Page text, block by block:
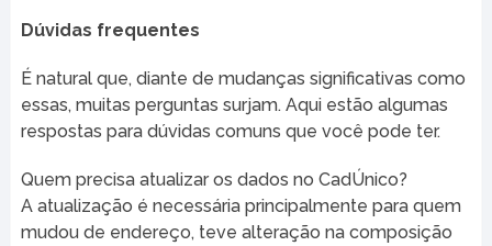
Dúvidas frequentes
É natural que, diante de mudanças significativas como
essas, muitas perguntas surjam. Aqui estão algumas
respostas para dúvidas comuns que você pode ter.
Quem precisa atualizar os dados no CadÚnico?
A atualização é necessária principalmente para quem
mudou de endereço, teve alteração na composição